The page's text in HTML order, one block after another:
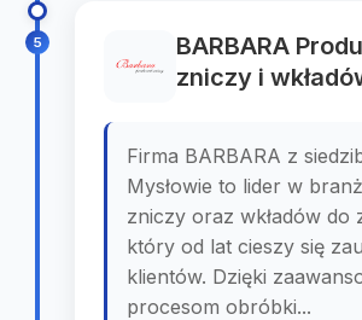
5
BARBARA
zniczy i
Firma BARBARA z
Mysłowie to lider w
zniczy oraz wkładów do
który od lat cieszy się
klientów. Dzięki
procesom obróbki...